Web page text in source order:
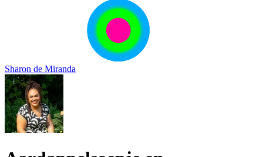
Sharon de Miranda